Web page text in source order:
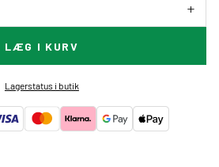
LÆG I KURV
Lagerstatus i butik